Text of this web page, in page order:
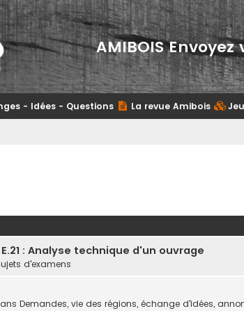
AMIBOIS
- Idées - Questions La revue Amibois
: Analyse technique d'un ouvrage
d'examens
Demandes, vie des régions, échange d'idées,